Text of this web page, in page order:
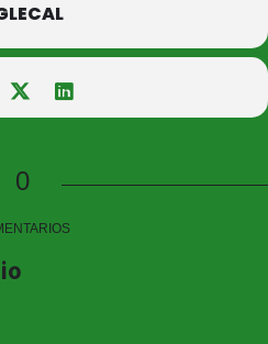
Municipal de Música
0